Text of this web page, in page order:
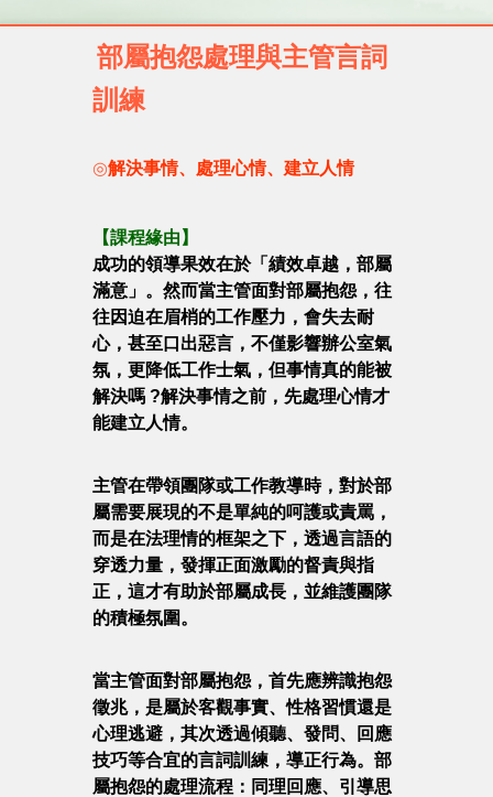
部屬抱怨處理與主管言詞
訓練
◎解決事情、處理心情、建立人情
【課程緣由】
成功的領導果效在於「績效卓越，部屬
滿意」。然而當主管面對部屬抱怨，往
往因迫在眉梢的工作壓力，會失去耐
心，甚至口出惡言，不僅影響辦公室氣
氛，更降低工作士氣，但事情真的能被
解決嗎 ?解決事情之前，先處理心情才
能建立人情。
主管在帶領團隊或工作教導時，對於部
屬需要展現的不是單純的呵護或責罵，
而是在法理情的框架之下，透過言語的
穿透力量，發揮正面激勵的督責與指
正，這才有助於部屬成長，並維護團隊
的積極氛圍。
當主管面對部屬抱怨，首先應辨識抱怨
徵兆，是屬於客觀事實、性格習慣還是
心理逃避，其次透過傾聽、發問、回應
技巧等合宜的言詞訓練，導正行為。部
屬抱怨的處理流程：同理回應、引導思